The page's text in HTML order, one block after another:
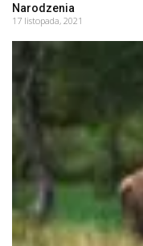
Narodzenia
17 listopada, 2021